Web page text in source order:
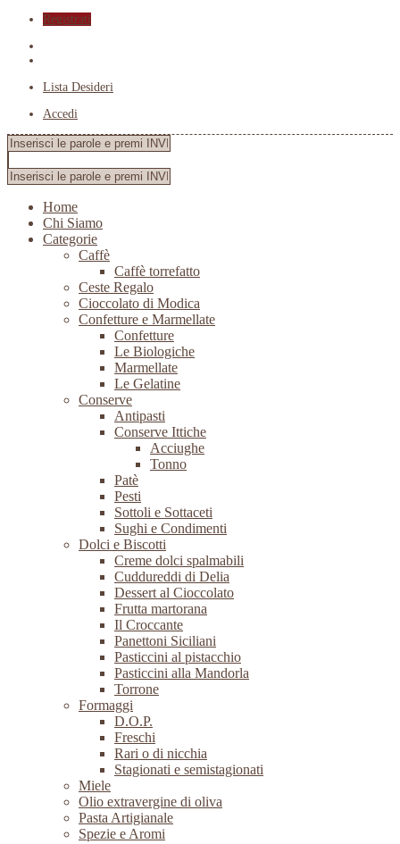
Registrati
Lista Desideri
Accedi
Home
Chi Siamo
Categorie
Caffè
Caffè torrefatto
Ceste Regalo
Cioccolato di Modica
Confetture e Marmellate
Confetture
Le Biologiche
Marmellate
Le Gelatine
Conserve
Antipasti
Conserve Ittiche
Acciughe
Tonno
Patè
Pesti
Sottoli e Sottaceti
Sughi e Condimenti
Dolci e Biscotti
Creme dolci spalmabili
Cuddureddi di Delia
Dessert al Cioccolato
Frutta martorana
Il Croccante
Panettoni Siciliani
Pasticcini al pistacchio
Pasticcini alla Mandorla
Torrone
Formaggi
D.O.P.
Freschi
Rari o di nicchia
Stagionati e semistagionati
Miele
Olio extravergine di oliva
Pasta Artigianale
Spezie e Aromi